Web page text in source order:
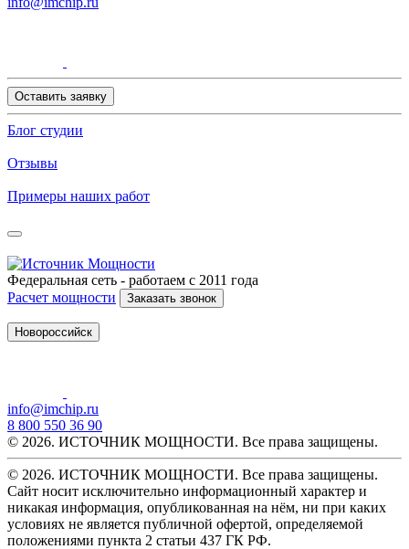
Оставить заявку
Блог студии
Отзывы
Примеры наших работ
Федеральная сеть - работаем с 2011 года
Расчет мощности
Заказать звонок
Новороссийск
info@imchip.ru
8 800 550 36 90
© 2026. ИСТОЧНИК МОЩНОСТИ. Все права защищены.
© 2026. ИСТОЧНИК МОЩНОСТИ. Все права защищены.
Сайт носит исключительно информационный характер и
никакая информация, опубликованная на нём, ни при каких
условиях не является публичной офертой, определяемой
положениями пункта 2 статьи 437 ГК РФ.